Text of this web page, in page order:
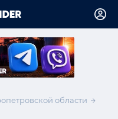
области